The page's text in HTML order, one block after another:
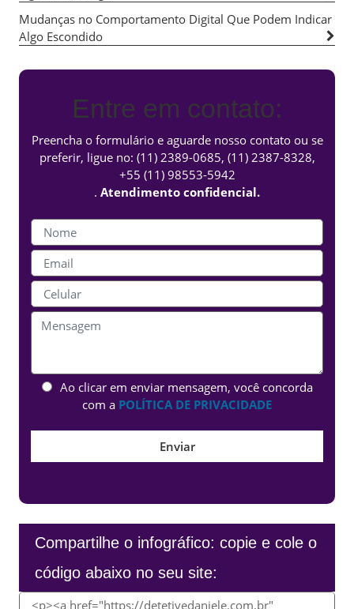
Mudanças no Comportamento Digital Que Podem Indicar
Algo Escondido
Entre em contato:
Preencha o formulário e aguarde nosso contato ou se
preferir, ligue no: (11) 2389-0685, (11) 2387-8328,
+55 (11) 98553-5942
. Atendimento confidencial.
Ao clicar em enviar mensagem, você concorda
com a POLÍTICA DE PRIVACIDADE
Compartilhe o infográfico: copie e cole o
código abaixo no seu site: